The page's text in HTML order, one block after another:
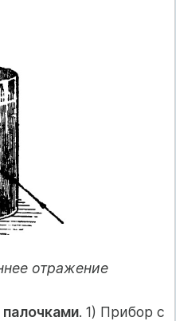
отражение
. 1) Прибор с